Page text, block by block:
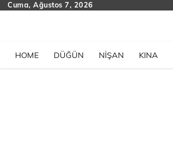
SkipCuma, Ağustos 7, 2026
HOME
DÜĞÜN NIŞAN KINA